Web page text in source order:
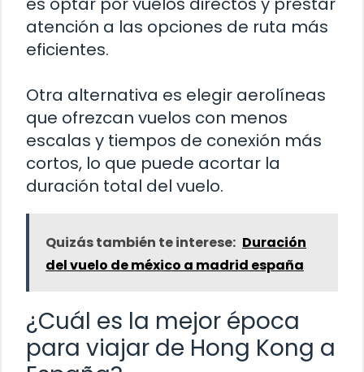
atención a las opciones de ruta más
eficientes.
Otra alternativa es elegir aerolíneas
que ofrezcan vuelos con menos
escalas y tiempos de conexión más
cortos, lo que puede acortar la
duración total del vuelo.
Quizás también te interese: Duración
del vuelo de méxico a madrid españa
¿Cuál es la mejor época
para viajar de Hong Kong a